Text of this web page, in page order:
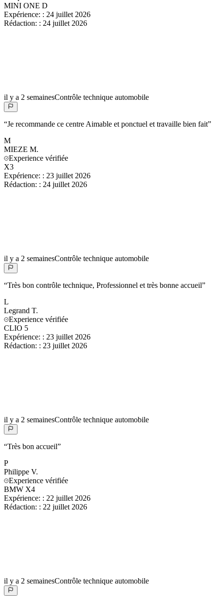
MINI ONE D
Expérience: : 24 juillet 2026
Rédaction: : 24 juillet 2026
il y a 2 semainesContrôle technique automobile
“Je recommande ce centre Aimable et ponctuel et travaille bien fait”
M
MIEZE M.
Experience vérifiée
X3
Expérience: : 23 juillet 2026
Rédaction: : 24 juillet 2026
il y a 2 semainesContrôle technique automobile
“Très bon contrôle technique, Professionnel et très bonne accueil”
L
Legrand T.
Experience vérifiée
CLIO 5
Expérience: : 23 juillet 2026
Rédaction: : 23 juillet 2026
il y a 2 semainesContrôle technique automobile
“Très bon accueil”
P
Philippe V.
Experience vérifiée
BMW X4
Expérience: : 22 juillet 2026
Rédaction: : 22 juillet 2026
il y a 2 semainesContrôle technique automobile